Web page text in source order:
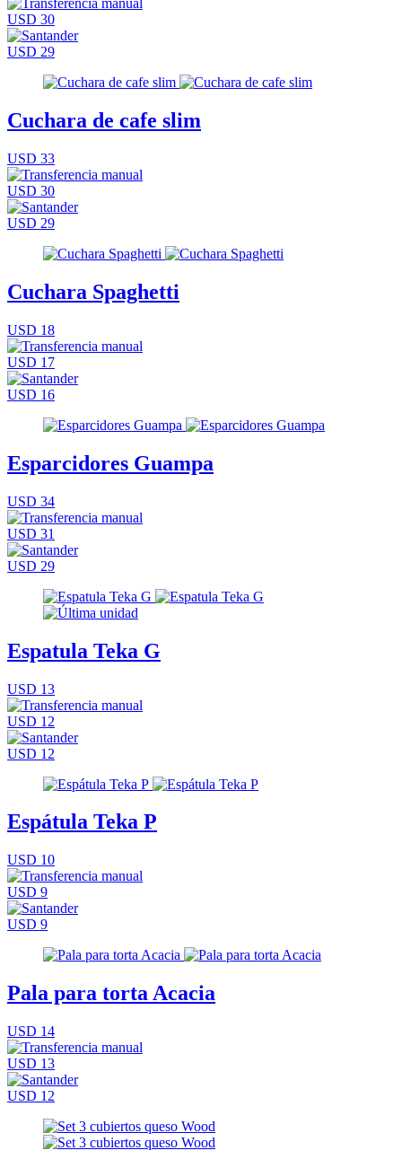
USD 30
USD 29
Cuchara de cafe slim
USD 33
USD 30
USD 29
Cuchara Spaghetti
USD 18
USD 17
USD 16
Esparcidores Guampa
USD 34
USD 31
USD 29
Espatula Teka G
USD 13
USD 12
USD 12
Espátula Teka P
USD 10
USD 9
USD 9
Pala para torta Acacia
USD 14
USD 13
USD 12